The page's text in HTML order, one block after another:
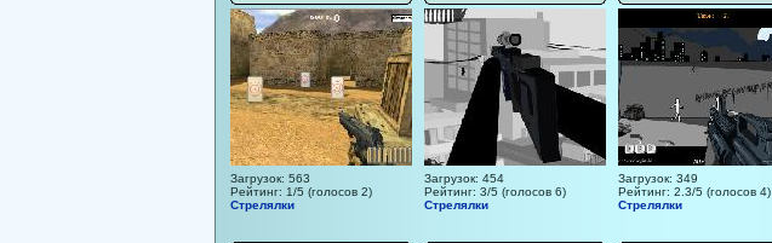
Загрузок: 563
Рейтинг: 1/5 (голосов 2)
Стрелялки
Загрузок: 454
Рейтинг: 3/5 (голосов 6)
Стрелялки
Загрузок: 349
Рейтинг: 2.3/5 (голосов 4)
Стрелялки